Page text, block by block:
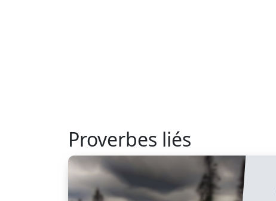
Proverbes liés